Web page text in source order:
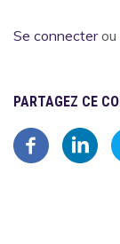
Se connecterou
PARTAGEZ CE